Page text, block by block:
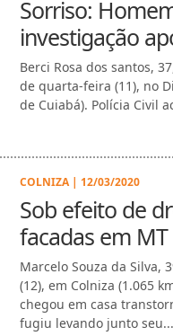
Sorriso:
investigação
Berci Rosa dos santos,
de quarta-feira (11), no
de Cuiabá). Polícia Civil
COLNIZA | 12/03/2020
Sob efeito de
facadas em MT
Marcelo Souza da Silva,
(12), em Colniza (1.065
chegou em casa
fugiu levando junto seu...